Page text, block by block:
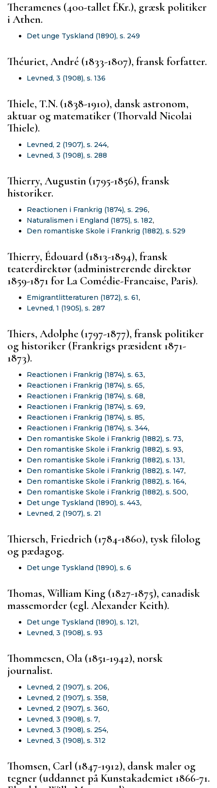
Theramenes (400-tallet f.Kr.), græsk politiker
i Athen.
Det unge Tyskland (1890), s. 249
Théuriet, André (1833-1807), fransk forfatter.
Levned, 3 (1908), s. 136
Thiele, T.N. (1838-1910), dansk astronom,
aktuar og matematiker (Thorvald Nicolai
Thiele).
Levned, 2 (1907), s. 244,
Levned, 3 (1908), s. 288
Thierry, Augustin (1795-1856), fransk
historiker.
Reactionen i Frankrig (1874), s. 296,
Naturalismen i England (1875), s. 182,
Den romantiske Skole i Frankrig (1882), s. 529
Thierry, Édouard (1813-1894), fransk
teaterdirektør (administrerende direktør
1859-1871 for La Comédie-Francaise, Paris).
Emigrantlitteraturen (1872), s. 61,
Levned, 1 (1905), s. 287
Thiers, Adolphe (1797-1877), fransk politiker
og historiker (Frankrigs præsident 1871-
1873).
Reactionen i Frankrig (1874), s. 63,
Reactionen i Frankrig (1874), s. 65,
Reactionen i Frankrig (1874), s. 68,
Reactionen i Frankrig (1874), s. 69,
Reactionen i Frankrig (1874), s. 85,
Reactionen i Frankrig (1874), s. 344,
Den romantiske Skole i Frankrig (1882), s. 73,
Den romantiske Skole i Frankrig (1882), s. 93,
Den romantiske Skole i Frankrig (1882), s. 131,
Den romantiske Skole i Frankrig (1882), s. 147,
Den romantiske Skole i Frankrig (1882), s. 164,
Den romantiske Skole i Frankrig (1882), s. 500,
Det unge Tyskland (1890), s. 443,
Levned, 2 (1907), s. 21
Thiersch, Friedrich (1784-1860), tysk filolog
og pædagog.
Det unge Tyskland (1890), s. 6
Thomas, William King (1827-1875), canadisk
massemorder (egl. Alexander Keith).
Det unge Tyskland (1890), s. 121,
Levned, 3 (1908), s. 93
Thommesen, Ola (1851-1942), norsk
journalist.
Levned, 2 (1907), s. 206,
Levned, 2 (1907), s. 358,
Levned, 2 (1907), s. 360,
Levned, 3 (1908), s. 7,
Levned, 3 (1908), s. 254,
Levned, 3 (1908), s. 312
Thomsen, Carl (1847-1912), dansk maler og
tegner (uddannet på Kunstakademiet 1866-71.